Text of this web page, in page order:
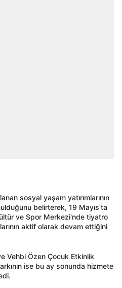
sosyal yaşam yatırımlarının
belirterek, 19 Mayıs'ta
ve Spor Merkezi'nde tiyatro
aktif olarak devam ettiğini
Vehbi Özen Çocuk Etkinlik
ise bu ay sonunda hizmete